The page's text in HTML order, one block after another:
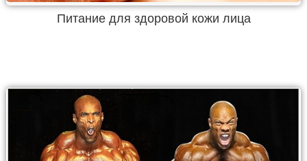
Питание для здоровой кожи лица